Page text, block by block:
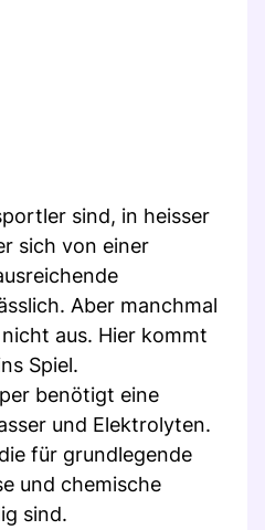
sind, in heisser
sich von einer
Aber manchmal
aus. Hier kommt
Spiel.
benötigt eine
und Elektrolyten.
für grundlegende
und chemische
sind.